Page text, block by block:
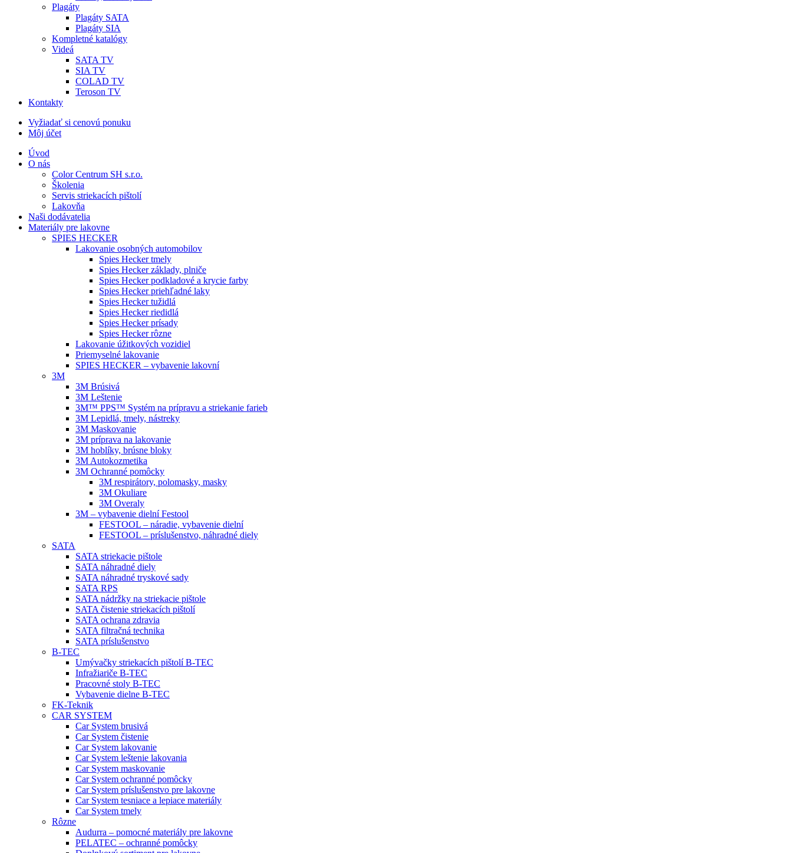
Plagáty
Plagáty SATA
Plagáty SIA
Kompletné katalógy
Videá
SATA TV
SIA TV
COLAD TV
Teroson TV
Kontakty
Vyžiadať si cenovú ponuku
Môj účet
Úvod
O nás
Color Centrum SH s.r.o.
Školenia
Servis striekacích pištolí
Lakovňa
Naši dodávatelia
Materiály pre lakovne
SPIES HECKER
Lakovanie osobných automobilov
Spies Hecker tmely
Spies Hecker základy, plniče
Spies Hecker podkladové a krycie farby
Spies Hecker priehľadné laky
Spies Hecker tužidlá
Spies Hecker riedidlá
Spies Hecker prísady
Spies Hecker rôzne
Lakovanie úžitkových vozidiel
Priemyselné lakovanie
SPIES HECKER – vybavenie lakovní
3M
3M Brúsivá
3M Leštenie
3M™ PPS™ Systém na prípravu a striekanie farieb
3M Lepidlá, tmely, nástreky
3M Maskovanie
3M príprava na lakovanie
3M hoblíky, brúsne bloky
3M Autokozmetika
3M Ochranné pomôcky
3M respirátory, polomasky, masky
3M Okuliare
3M Overaly
3M – vybavenie dielní Festool
FESTOOL – náradie, vybavenie dielní
FESTOOL – príslušenstvo, náhradné diely
SATA
SATA striekacie pištole
SATA náhradné diely
SATA náhradné tryskové sady
SATA RPS
SATA nádržky na striekacie pištole
SATA čistenie striekacích pištolí
SATA ochrana zdravia
SATA filtračná technika
SATA príslušenstvo
B-TEC
Umývačky striekacích pištolí B-TEC
Infražiariče B-TEC
Pracovné stoly B-TEC
Vybavenie dielne B-TEC
FK-Teknik
CAR SYSTEM
Car System brusivá
Car System čistenie
Car System lakovanie
Car System leštenie lakovania
Car System maskovanie
Car System ochranné pomôcky
Car System príslušenstvo pre lakovne
Car System tesniace a lepiace materiály
Car System tmely
Rôzne
Audurra – pomocné materiály pre lakovne
PELATEC – ochranné pomôcky